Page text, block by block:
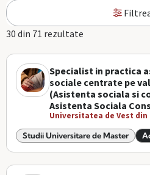
30 din 71 rezultate
Specialist in practica
sociale centrate pe
(Asistenta sociala si
Asistenta Sociala
Universitatea de Vest din
Studii Universitare de Master